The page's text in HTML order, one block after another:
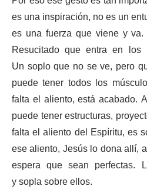
es una inspiración, no es un
es una fuerza que viene y
Resucitado que entra en
Un soplo que no se ve, pero
puede tener todos los
falta el aliento, está acabado.
puede tener estructuras,
falta el aliento del Espíritu, es
ese aliento, Jesús lo dona allí,
espera que sean perfectas.
y sopla sobre ellos.